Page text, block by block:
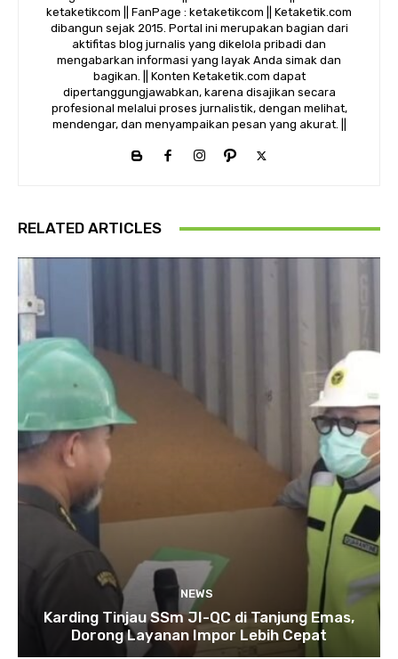
ketaketikcom || FanPage : ketaketikcom || Ketaketik.com
dibangun sejak 2015. Portal ini merupakan bagian dari
aktifitas blog jurnalis yang dikelola pribadi dan
mengabarkan informasi yang layak Anda simak dan
bagikan. || Konten Ketaketik.com dapat
dipertanggungjawabkan, karena disajikan secara
profesional melalui proses jurnalistik, dengan melihat,
mendengar, dan menyampaikan pesan yang akurat. ||
RELATED ARTICLES
NEWS
Karding Tinjau SSm JI-QC di Tanjung Emas,
Dorong Layanan Impor Lebih Cepat